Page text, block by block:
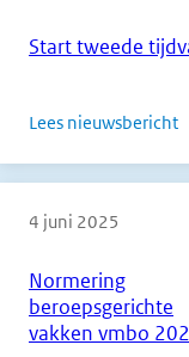
Start tweede
Lees nieuwsbericht
Normering
beroepsgerichte
vakken vmbo
4 juni 2025